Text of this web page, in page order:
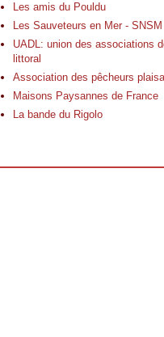
Les amis du Pouldu
Les Sauveteurs en Mer - SNSM
UADL: union des associations
littoral
Association des pêcheurs
Maisons Paysannes de France
La bande du Rigolo